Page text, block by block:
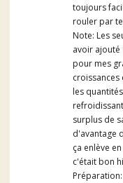
toujours
rouler par
Note: Les
avoir ajouté
pour mes
croissances
les
surplus de
d'avantage
ça enlève
c'était bon